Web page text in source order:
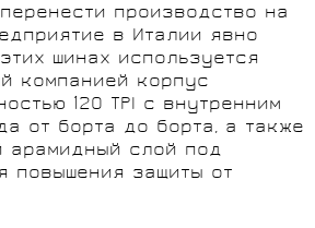
производство на
в Италии явно
шинах используется
компанией корпус
120 TPI с внутренним
от борта до борта, а также
арамидный слой под
повышения защиты от